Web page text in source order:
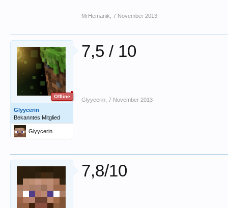
MrHemanik 7 November 2013
Offline
Glyycerin
Bekanntes Mitglied
Glyycerin
7,5 / 10
Glyycerin 7 November 2013
7,8/10